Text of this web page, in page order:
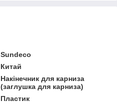
Sundeco
Китай
Накінечник для карниза
(заглушка для карниза)
Пластик